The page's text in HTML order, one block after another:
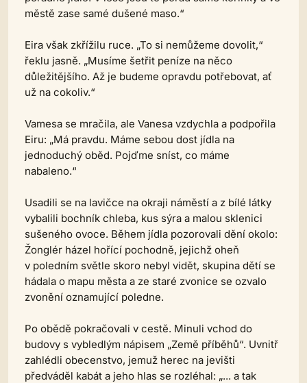
městě zase samé dušené maso.“
Eira však zkřížilu ruce. „To si nemůžeme dovolit,“
řeklu jasně. „Musíme šetřit peníze na něco
důležitějšího. Až je budeme opravdu potřebovat, ať
už na cokoliv.“
Vamesa se mračila, ale Vanesa vzdychla a podpořila
Eiru: „Má pravdu. Máme sebou dost jídla na
jednoduchý oběd. Pojďme sníst, co máme
nabaleno.“
Usadili se na lavičce na okraji náměstí a z bílé látky
vybalili bochník chleba, kus sýra a malou sklenici
sušeného ovoce. Během jídla pozorovali dění okolo:
Žonglér házel hořící pochodně, jejichž oheň
v poledním světle skoro nebyl vidět, skupina dětí se
hádala o mapu města a ze staré zvonice se ozvalo
zvonění oznamující poledne.
Po obědě pokračovali v cestě. Minuli vchod do
budovy s vybledlým nápisem „Země příběhů“. Uvnitř
zahlédli obecenstvo, jemuž herec na jevišti
předváděl kabát a jeho hlas se rozléhal: „... a tak